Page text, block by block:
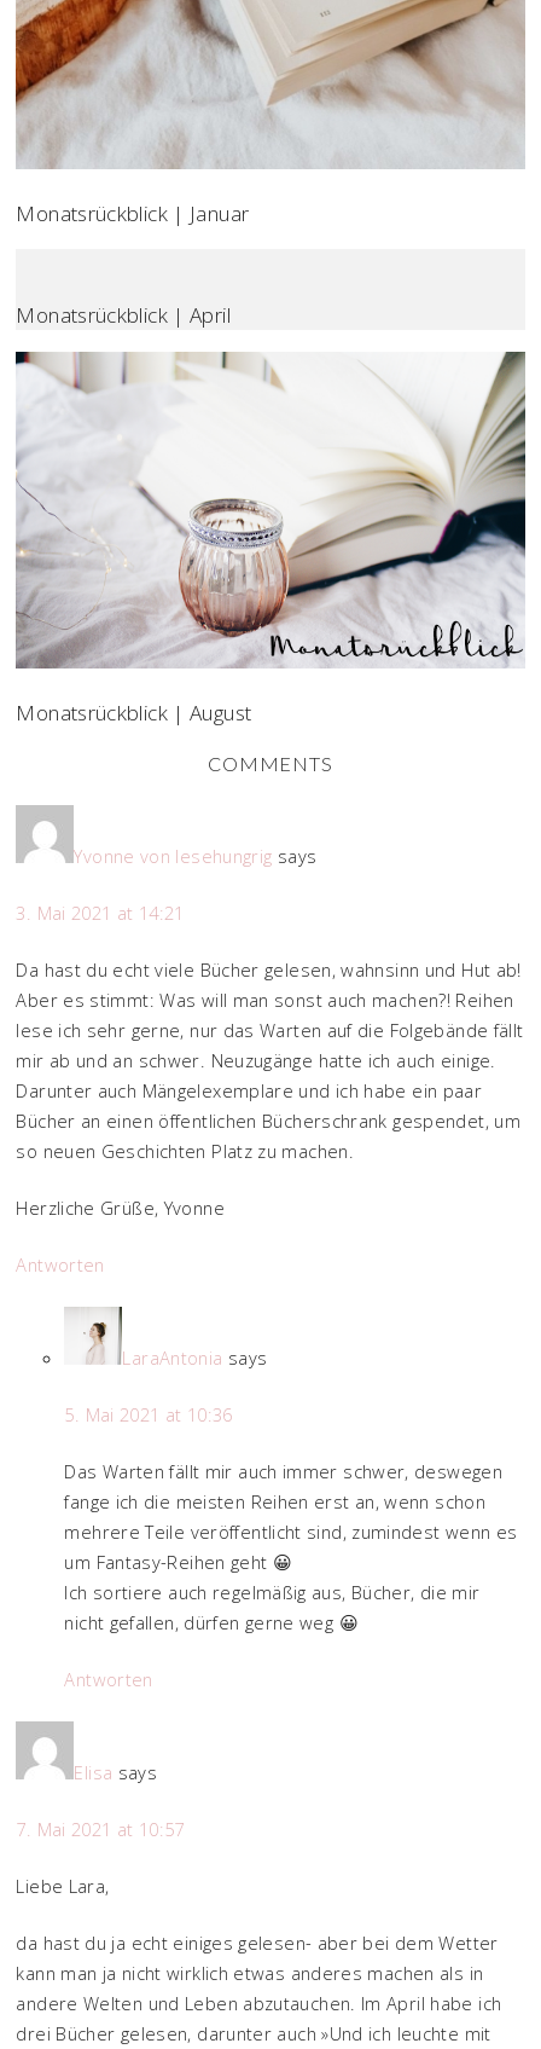
Monatsrückblick | Januar
Monatsrückblick | April
Monatsrückblick | August
COMMENTS
Yvonne von lesehungrig says
3. Mai 2021 at 14:21
Da hast du echt viele Bücher gelesen, wahnsinn und Hut ab!
Aber es stimmt: Was will man sonst auch machen?! Reihen
lese ich sehr gerne, nur das Warten auf die Folgebände fällt
mir ab und an schwer. Neuzugänge hatte ich auch einige.
Darunter auch Mängelexemplare und ich habe ein paar
Bücher an einen öffentlichen Bücherschrank gespendet, um
so neuen Geschichten Platz zu machen.
Herzliche Grüße, Yvonne
Antworten
LaraAntonia says
5. Mai 2021 at 10:36
Das Warten fällt mir auch immer schwer, deswegen
fange ich die meisten Reihen erst an, wenn schon
mehrere Teile veröffentlicht sind, zumindest wenn es
um Fantasy-Reihen geht 😀
Ich sortiere auch regelmäßig aus, Bücher, die mir
nicht gefallen, dürfen gerne weg 😀
Antworten
Elisa says
7. Mai 2021 at 10:57
Liebe Lara,
da hast du ja echt einiges gelesen- aber bei dem Wetter
kann man ja nicht wirklich etwas anderes machen als in
andere Welten und Leben abzutauchen. Im April habe ich
drei Bücher gelesen, darunter auch »Und ich leuchte mit